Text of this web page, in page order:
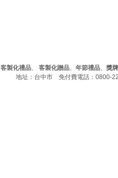
客製化禮品、 客製化贈品、 年節禮品、 獎
地址：台中市 免付費電話：0800-